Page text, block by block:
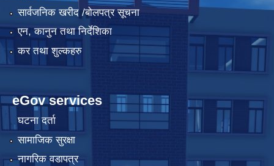
सार्वजनिक खरीद /बोलपत्र सूचना
एन, कानुन तथा निर्देशिका
कर तथा शुल्कहरु
eGov services
घटना दर्ता
सामाजिक सुरक्षा
नागरिक वडापत्र